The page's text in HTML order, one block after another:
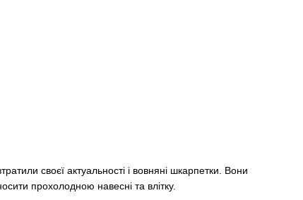
своєї актуальності і вовняні шкарпетки. Вони
прохолодною навесні та влітку.